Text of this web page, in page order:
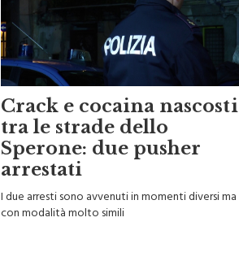
Crack e cocaina nascosti
tra le strade dello
Sperone: due pusher
arrestati
I due arresti sono avvenuti in momenti diversi ma
con modalità molto simili